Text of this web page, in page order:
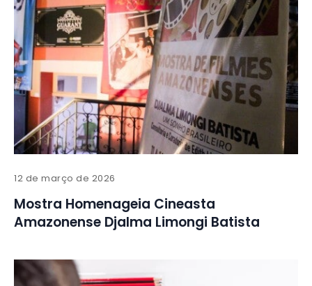
12 de março de 2026
Mostra Homenageia Cineasta
Amazonense Djalma Limongi Batista